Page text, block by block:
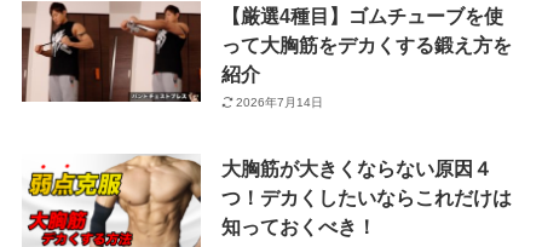
【厳選4種目】ゴムチューブを使
って大胸筋をデカくする鍛え方を
紹介
2026年7月14日
大胸筋が大きくならない原因４
つ！デカくしたいならこれだけは
知っておくべき！